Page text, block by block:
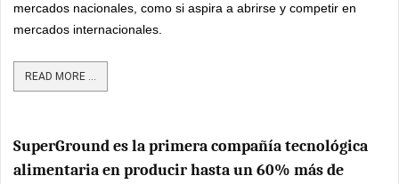
mercados nacionales, como si aspira a abrirse y competir en
mercados internacionales.
READ MORE ...
SuperGround es la primera compañía tecnológica
alimentaria en producir hasta un 60% más de